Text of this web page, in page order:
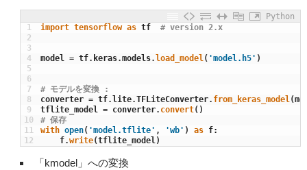
Python
1
2
3
4
5
6
7
8
9
10
11
12
import tensorflow as tf # version 2.x
model = tf. keras.models. load_model( 'model.h5' )
# モデルを変換 :
converter = tf. lite.TFLiteConverter. from_keras_model(
tflite_model = converter. convert( )
# 保存
with open( 'model.tflite' , 'wb' ) as f:
f.write(tflite_model)
「kmodel」への変換